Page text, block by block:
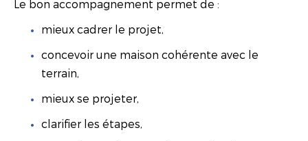
Le bon accompagnement permet de :
mieux cadrer le projet,
concevoir une maison cohérente avec le
terrain,
mieux se projeter,
clarifier les étapes,